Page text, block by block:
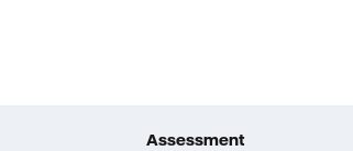
Assessment